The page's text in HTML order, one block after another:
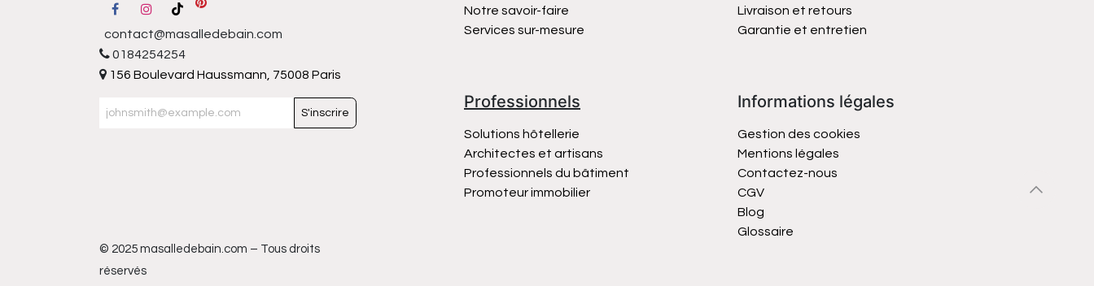
contact@masalledebain.com
0184254254
156 Boulevard Haussmann, 75008 Paris
S'inscrire
© 2025 masalledebain.com – Tous droits
réservés
Professionnels
Solutions hôtellerie
Architectes et artisans
Professionnels du bâtiment
Promoteur immobilier
Notre savoir-faire
Services sur-mesure
Livraison et retours
Garantie et entretien
Informations légales
Gestion des cookies
Mentions légales
Contactez-nous
CGV
Blog
Glossaire